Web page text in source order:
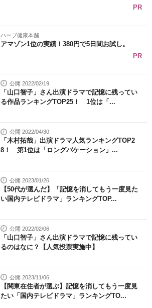
PR
ハーブ健康本舗
アマゾン1位の実績！380円で5日間お試し。
PR
公開 2022/02/19
「山口智子」さん出演ドラマで記憶に残ってい
る作品ランキングTOP25！ 1位は「...
公開 2022/04/30
「木村拓哉」出演ドラマ人気ランキングTOP2
8！ 第1位は「ロングバケーション」...
公開 2023/01/26
【50代が選んだ】「記憶を消してもう一度見た
い国内テレビドラマ」ランキングTOP...
公開 2022/02/06
「山口智子」さん出演ドラマで記憶に残ってい
るのはなに？【人気投票実施中】
公開 2023/11/06
【関東在住者が選ぶ】記憶を消してもう一度見
たい「国内テレビドラマ」ランキングTO...